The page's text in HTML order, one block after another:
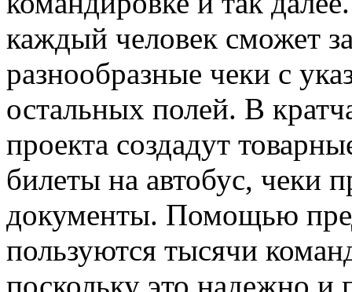
каждый человек сможет
разнообразные чеки с
остальных полей. В
проекта создадут
билеты на автобус, чеки
документы. Помощью
пользуются тысячи
поскольку это надежно